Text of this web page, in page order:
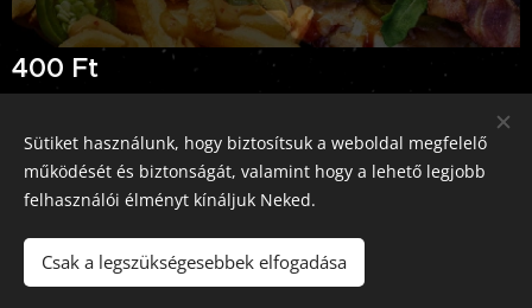
400 Ft
Pizz'Burger Rád, 2613 Rád, Rákóczi út 5., +36-70-326-0793
Sütiket használunk, hogy biztosítsuk a weboldal megfelelő
működését és biztonságát, valamint hogy a lehető legjobb
felhasználói élményt kínáljuk Neked.
Csak a legszükségesebbek elfogadása